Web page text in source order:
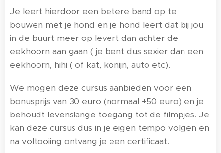
Je leert hierdoor een betere band op te
bouwen met je hond en je hond leert dat bij jou
in de buurt meer op levert dan achter de
eekhoorn aan gaan ( je bent dus sexier dan een
eekhoorn, hihi ( of kat, konijn, auto etc).
We mogen deze cursus aanbieden voor een
bonusprijs van 30 euro (normaal +50 euro) en je
behoudt levenslange toegang tot de filmpjes. Je
kan deze cursus dus in je eigen tempo volgen en
na voltooiing ontvang je een certificaat.